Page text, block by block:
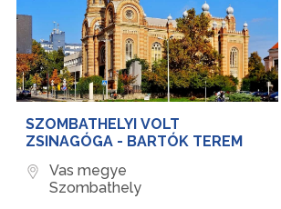
SZOMBATHELYI VOLT
ZSINAGÓGA - BARTÓK TEREM
Vas megye
Szombathely